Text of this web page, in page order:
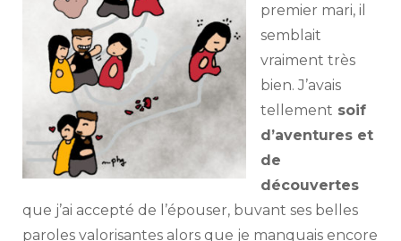
premier mari, il
semblait
vraiment très
bien. J’avais
tellement soif
d’aventures et
de
découvertes
que j’ai accepté de l’épouser, buvant ses belles
paroles valorisantes alors que je manquais encore